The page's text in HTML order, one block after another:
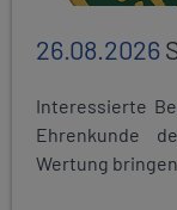
26.08.2026
Interessierte
Ehrenkunde
Wertung bringen.